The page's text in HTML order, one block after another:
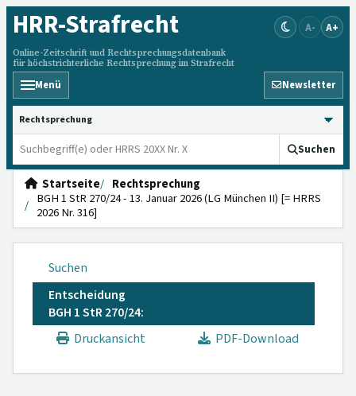
HRR-Strafrecht
Online-Zeitschrift und Rechtsprechungsdatenbank
für höchstrichterliche Rechtsprechung im Strafrecht
A- A+
Menü Newsletter
HRRS durchsuchen
Suchen
Startseite
Rechtsprechung
BGH 1 StR 270/24 - 13. Januar 2026 (LG München II) [= HRRS
2026 Nr. 316]
Suchen
Entscheidung
BGH 1 StR 270/24:
Druckansicht
PDF-Download